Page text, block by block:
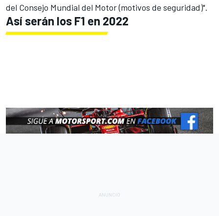
del Consejo Mundial del Motor (motivos de seguridad)".
Así serán los F1 en 2022